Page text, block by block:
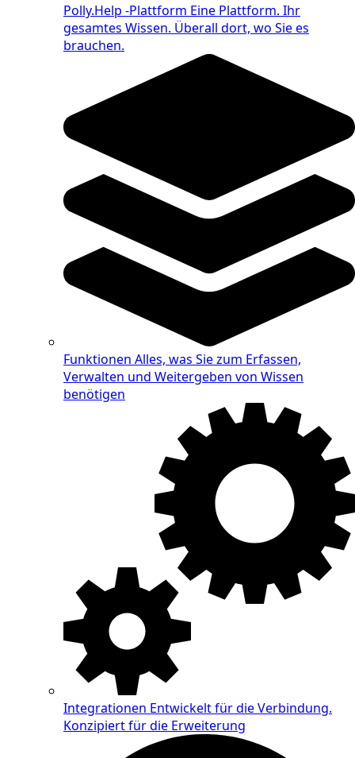
Polly.Help -Plattform Eine Plattform. Ihr
gesamtes Wissen. Überall dort, wo Sie es
brauchen.
Funktionen Alles, was Sie zum Erfassen,
Verwalten und Weitergeben von Wissen
benötigen
Integrationen Entwickelt für die Verbindung.
Konzipiert für die Erweiterung